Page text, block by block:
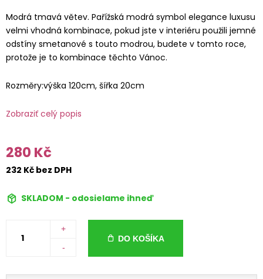
Modrá tmavá větev. Pařížská modrá symbol elegance luxusu
velmi vhodná kombinace, pokud jste v interiéru použili jemné
odstíny smetanové s touto modrou, budete v tomto roce,
protože je to kombinace těchto Vánoc.
Rozměry:výška 120cm, šířka 20cm
Zobraziť celý popis
280 Kč
232 Kč bez DPH
SKLADOM - odosielame ihneď
+
-
DO KOŠÍKA